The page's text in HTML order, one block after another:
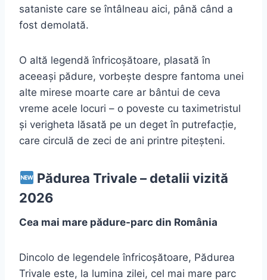
sataniste care se întâlneau aici, până când a
fost demolată.
O altă legendă înfricoșătoare, plasată în
aceeași pădure, vorbește despre fantoma unei
alte mirese moarte care ar bântui de ceva
vreme acele locuri – o poveste cu taximetristul
și verigheta lăsată pe un deget în putrefacție,
care circulă de zeci de ani printre piteșteni.
Pădurea Trivale – detalii vizită
2026
Cea mai mare pădure-parc din România
Dincolo de legendele înfricoșătoare, Pădurea
Trivale este, la lumina zilei, cel mai mare parc